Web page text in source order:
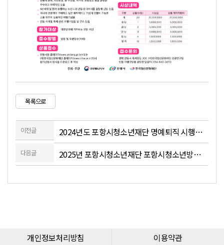
목록으로
이전글 2024년도 포항시청소년재단 명예퇴직 시행계획 공고
다음글 2025년 포항시청소년재단 포항시청소년방과후아카데미 위탁급식 용역 견적제출 안내 공고(단가계약)(긴급)
개인정보처리방침 이용약관